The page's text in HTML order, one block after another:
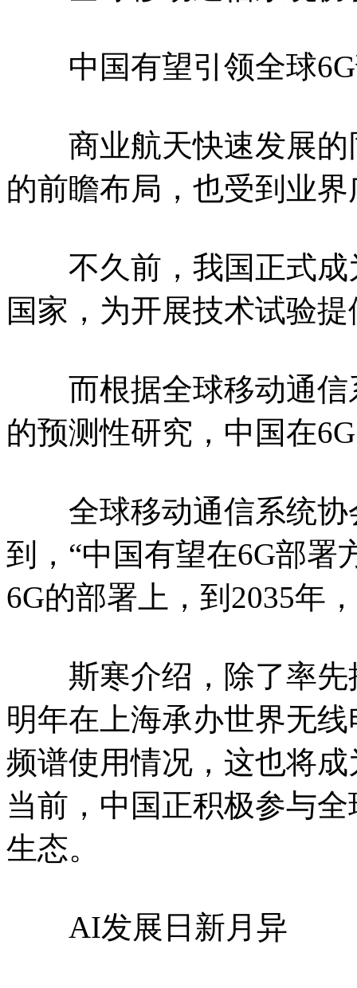
中国有望引领全球6G
商业航天快速发展的
的前瞻布局，也受到业
不久前，我国正式成
国家，为开展技术试验
而根据全球移动通信
的预测性研究，中国在
全球移动通信系统协
到，“中国有望在6G部署
6G的部署上，到2035年
斯寒介绍，除了率先
明年在上海承办世界无
频谱使用情况，这也将
当前，中国正积极参与
生态。
AI发展日新月异